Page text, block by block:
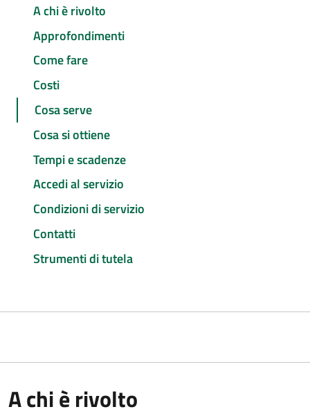
A chi è rivolto
Approfondimenti
Come fare
Costi
Cosa serve
Cosa si ottiene
Tempi e scadenze
Accedi al servizio
Condizioni di servizio
Contatti
Strumenti di tutela
A chi è rivolto